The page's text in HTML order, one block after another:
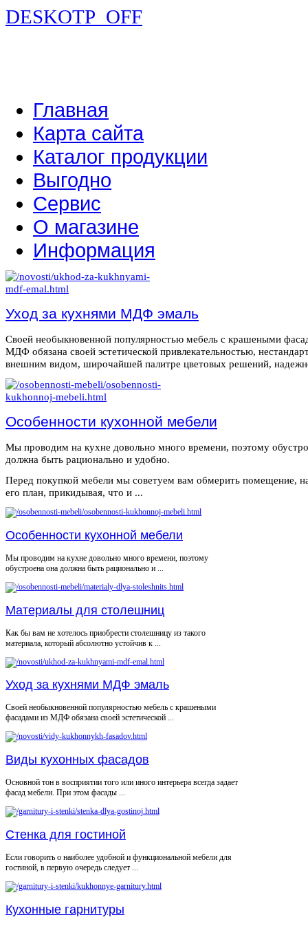
DESKOTP_OFF
Главная
Карта сайта
Каталог продукции
Выгодно
Сервис
О магазине
Информация
Уход за кухнями МДФ эмаль
Своей необыкновенной популярностью мебель с крашеными
МДФ обязана своей эстетической привлекательностью,
внешним видом, широчайшей палитре цветовых решений,
Особенности кухонной мебели
Мы проводим на кухне довольно много времени, поэтому
должна быть рационально и удобно.
Перед покупкой мебели мы советуем вам обмерить помещение,
его план, прикидывая, что и ...
Особенности кухонной мебели
Мы проводим на кухне довольно много времени, поэтому
обустроена она должна быть рационально и ...
Материалы для столешниц
Как бы вам не хотелось приобрести столешницу из такого
материала, который абсолютно устойчив к ...
Уход за кухнями МДФ эмаль
Своей необыкновенной популярностью мебель с крашеными
фасадами из МДФ обязана своей эстетической ...
Виды кухонных фасадов
Основной тон в восприятии того или иного интерьера всегда задает
фасад мебели. При этом фасады ...
Стенка для гостиной
Если говорить о наиболее удобной и функциональной мебели для
гостиной, в первую очередь следует ...
Кухонные гарнитуры